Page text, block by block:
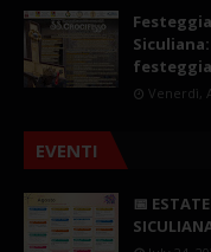
Venerdì,
EVENTI
📅